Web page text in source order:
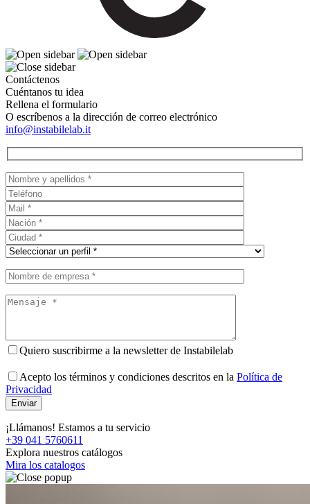
Contáctenos
Cuéntanos tu idea
Rellena el formulario
O escríbenos a la dirección de correo electrónico
info@instabilelab.it
Quiero suscribirme a la newsletter de Instabilelab
Acepto los términos y condiciones descritos en la Política de
Privacidad
¡Llámanos! Estamos a tu servicio
+39 041 5760611
Explora nuestros catálogos
Mira los catalogos